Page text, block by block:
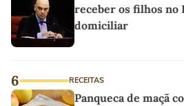
receber os filhos no
domiciliar
6 RECEITAS
Panqueca de maçã